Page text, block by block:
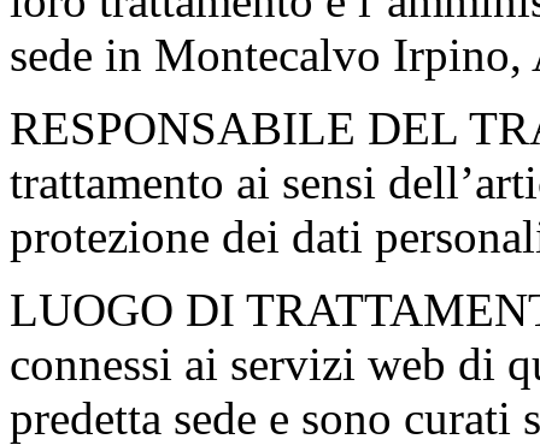
sede in Montecalvo
RESPONSABILE DEL
trattamento ai sensi
protezione dei dati
LUOGO DI
connessi ai servizi web di
predetta sede e sono curati